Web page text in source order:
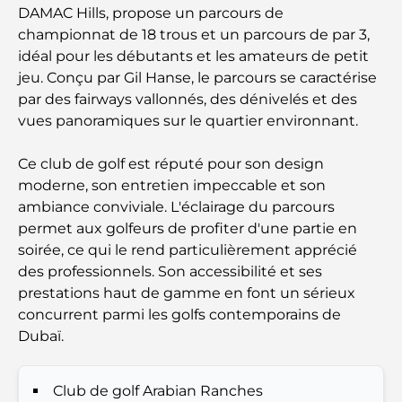
Écoles à proximité de Palm Jumeirah : un guide
complet pour les familles
Les meilleurs hôtels de Business Bay, à Dubaï :
votre guide ultime
Les meilleurs cafés avec vue à Dubaï : un parfait
mélange de saveurs et de paysages
Restaurants avec vue sur le Burj Al Arab :
Expériences gastronomiques exceptionnelles à
Dubaï
Clubs de plage de Palm Jumeirah : Guide complet
2026
avant-goût d'Italie au cœur de la ville
DAMAC Hills, propose un parcours de
championnat de 18 trous et un parcours de par 3,
idéal pour les débutants et les amateurs de petit
jeu. Conçu par Gil Hanse, le parcours se caractérise
par des fairways vallonnés, des dénivelés et des
vues panoramiques sur le quartier environnant.
Ce club de golf est réputé pour son design
moderne, son entretien impeccable et son
ambiance conviviale. L'éclairage du parcours
permet aux golfeurs de profiter d'une partie en
soirée, ce qui le rend particulièrement apprécié
des professionnels. Son accessibilité et ses
prestations haut de gamme en font un sérieux
concurrent parmi les golfs contemporains de
Dubaï.
Club de golf Arabian Ranches